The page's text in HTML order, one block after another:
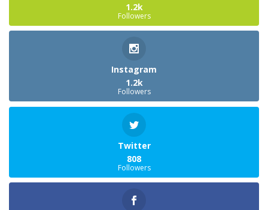
1.2k
Followers
Instagram
1.2k
Followers
Twitter
808
Followers